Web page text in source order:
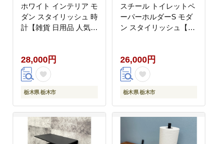
ホワイト インテリア モ
ダン スタイリッシュ 時
計【雑貨 日用品 人気
28,000円
栃木県 栃木市
スチール トイレットペ
ーパーホルダーS モダ
ン スタイリッシュ【雑
26,000円
栃木県 栃木市